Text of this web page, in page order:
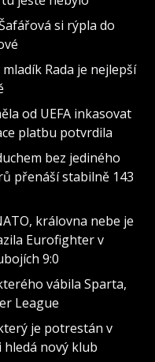
si rýpla do
Rada je nejlepší
od UEFA inkasovat
platbu potvrdila
bez jediného
přenáší stabilně 143
královna nebe je
Eurofighter v
9:0
vábila Sparta,
League
je potrestán v
hledá nový klub